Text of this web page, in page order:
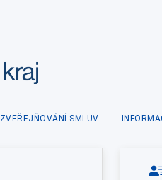
ZVEŘEJŇOVÁNÍ SMLUV